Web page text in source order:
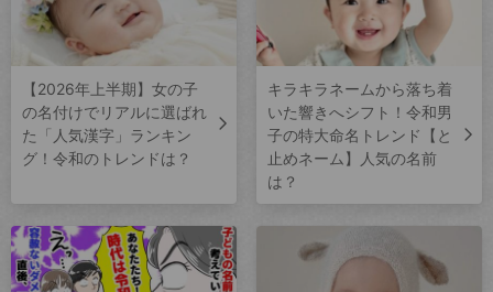
【2026年上半期】女の子
の名付けでリアルに選ばれ
た「人気漢字」ランキン
グ！令和のトレンドは？
キラキラネームから落ち着
いた響きへシフト！令和男
子の特大命名トレンド【と
止めネーム】人気の名前
は？